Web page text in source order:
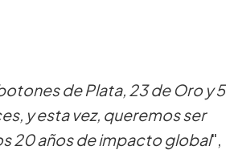
de Plata, 23 de Oro y 5
y esta vez, queremos ser
20 años de impacto global",